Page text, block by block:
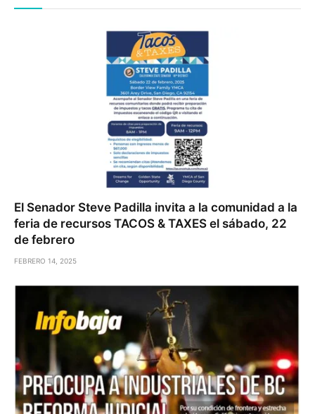
El Senador Steve Padilla invita a la comunidad a la
feria de recursos TACOS & TAXES el sábado, 22
de febrero
FEBRERO 14, 2025